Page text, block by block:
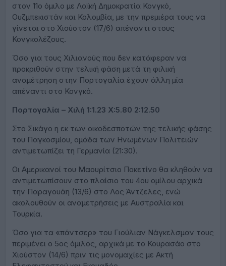
στον 11ο όμιλο με Λαϊκή Δημοκρατία Κονγκό,
Ουζμπεκιστάν και Κολομβία, με την πρεμιέρα τους να
γίνεται στο Χιούστον (17/6) απέναντι στους
Κονγκολέζους.
Όσο για τους Χιλιανούς που δεν κατάφεραν να
προκριθούν στην τελική φάση μετά τη φιλική
αναμέτρηση στην Πορτογαλία έχουν άλλη μία
απέναντι στο Κονγκό.
Πορτογαλία – Χιλή 1:1.23 X:5.80 2:12.50
Στο Σικάγο η εκ των οικοδεσποτών της τελικής φάσης
του Παγκοσμίου, ομάδα των Ηνωμένων Πολιτειών
αντιμετωπίζει τη Γερμανία (21:30).
Οι Αμερικανοί του Μαουρίτσιο Ποκετίνο θα κληθούν να
αντιμετωπίσουν στο πλαίσιο του 4ου ομίλου αρχικά
την Παραγουάη (13/6) στο Λος Άντζελες, ενώ
ακολουθούν οι αναμετρήσεις με Αυστραλία και
Τουρκία.
Όσο για τα «πάντσερ» του Γιούλιαν Νάγκελσμαν τους
περιμένει ο 5ος όμιλος, αρχικά με το Κουρασάο στο
Χιούστον (14/6) πριν τις μονομαχίες με Ακτή